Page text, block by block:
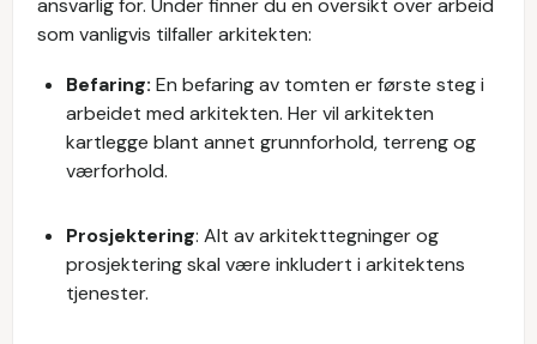
ansvarlig for. Under finner du en oversikt over arbeid
som vanligvis tilfaller arkitekten:
Befaring: En befaring av tomten er første steg i
arbeidet med arkitekten. Her vil arkitekten
kartlegge blant annet grunnforhold, terreng og
værforhold.
Prosjektering: Alt av arkitekttegninger og
prosjektering skal være inkludert i arkitektens
tjenester.